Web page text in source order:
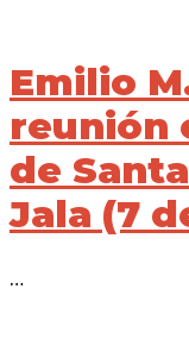
Emilio
reunión
de
Jala (7
…